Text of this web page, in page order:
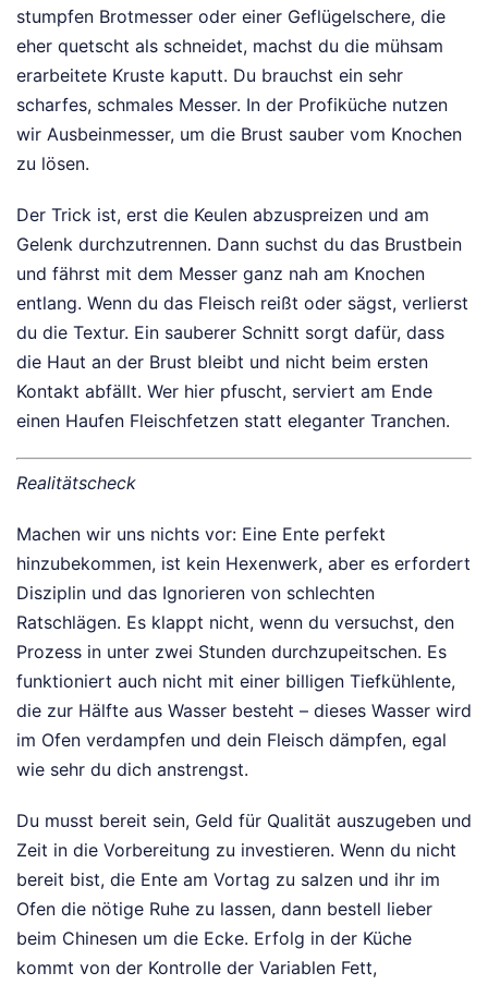
stumpfen Brotmesser oder einer Geflügelschere, die
eher quetscht als schneidet, machst du die mühsam
erarbeitete Kruste kaputt. Du brauchst ein sehr
scharfes, schmales Messer. In der Profiküche nutzen
wir Ausbeinmesser, um die Brust sauber vom Knochen
zu lösen.
Der Trick ist, erst die Keulen abzuspreizen und am
Gelenk durchzutrennen. Dann suchst du das Brustbein
und fährst mit dem Messer ganz nah am Knochen
entlang. Wenn du das Fleisch reißt oder sägst, verlierst
du die Textur. Ein sauberer Schnitt sorgt dafür, dass
die Haut an der Brust bleibt und nicht beim ersten
Kontakt abfällt. Wer hier pfuscht, serviert am Ende
einen Haufen Fleischfetzen statt eleganter Tranchen.
Realitätscheck
Machen wir uns nichts vor: Eine Ente perfekt
hinzubekommen, ist kein Hexenwerk, aber es erfordert
Disziplin und das Ignorieren von schlechten
Ratschlägen. Es klappt nicht, wenn du versuchst, den
Prozess in unter zwei Stunden durchzupeitschen. Es
funktioniert auch nicht mit einer billigen Tiefkühlente,
die zur Hälfte aus Wasser besteht – dieses Wasser wird
im Ofen verdampfen und dein Fleisch dämpfen, egal
wie sehr du dich anstrengst.
Du musst bereit sein, Geld für Qualität auszugeben und
Zeit in die Vorbereitung zu investieren. Wenn du nicht
bereit bist, die Ente am Vortag zu salzen und ihr im
Ofen die nötige Ruhe zu lassen, dann bestell lieber
beim Chinesen um die Ecke. Erfolg in der Küche
kommt von der Kontrolle der Variablen Fett,